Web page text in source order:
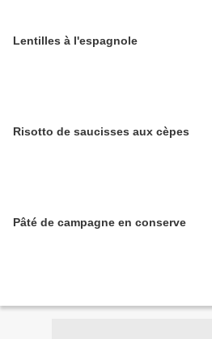
Lentilles à l'espagnole
Risotto de saucisses aux cèpes
Pâté de campagne en conserve